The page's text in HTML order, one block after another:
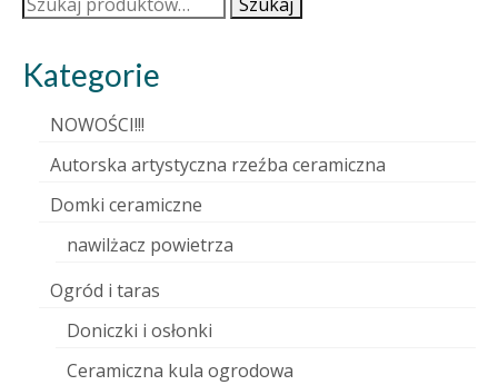
Kategorie
NOWOŚCI!!!
Autorska artystyczna rzeźba ceramiczna
Domki ceramiczne
nawilżacz powietrza
Ogród i taras
Doniczki i osłonki
Ceramiczna kula ogrodowa